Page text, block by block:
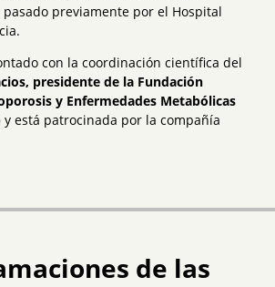
previamente por el Hospital
con la coordinación científica del
presidente de la Fundación
y Enfermedades Metabólicas
y está patrocinada por la compañía
de las